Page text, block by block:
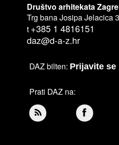
Društvo arhitekata
Trg bana Josipa Jelacica
t +385 1 4816151
daz@d-a-z.hr
DAZ bilten: Prijavite se
Prati DAZ na: